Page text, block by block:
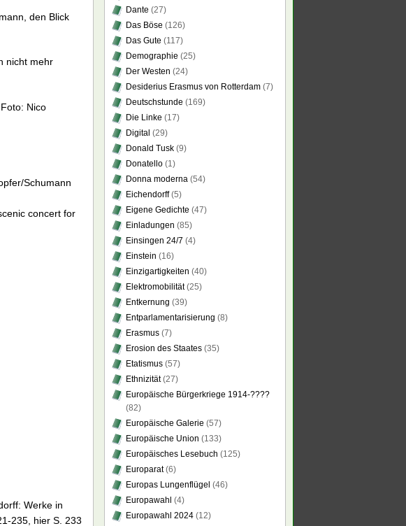
den Blick
nicht mehr
Nico
Schumann
concert for
Werke in
235, hier S. 233
Dante (27)
Das Böse (126)
Das Gute (117)
Demographie (25)
Der Westen (24)
Desiderius Erasmus von Rotterdam (7)
Deutschstunde (169)
Die Linke (17)
Digital (29)
Donald Tusk (9)
Donatello (1)
Donna moderna (54)
Eichendorff(5)
Eigene Gedichte (47)
Einladungen (85)
Einsingen 24/7 (4)
Einstein (16)
Einzigartigkeiten (40)
Elektromobilität(25)
Entkernung (39)
Entparlamentarisierung (8)
Erasmus (7)
Erosion des Staates (35)
Etatismus (57)
Ethnizität(27)
Europäische Bürgerkriege 1914-????
(82)
Europäische Galerie (57)
Europäische Union (133)
Europäisches Lesebuch (125)
Europarat(6)
Europas Lungenflügel (46)
Europawahl (4)
Europawahl 2024 (12)